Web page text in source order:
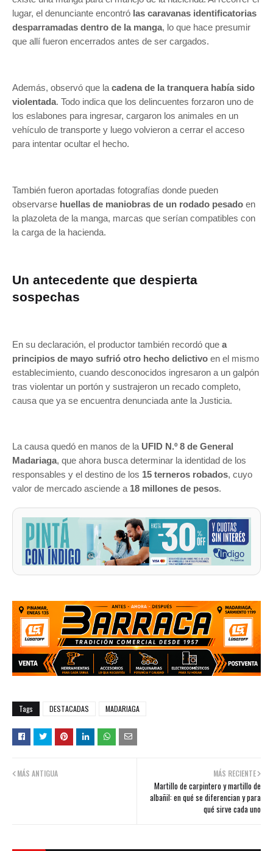
lugar, el denunciante encontró las caravanas identificatorias
desparramadas dentro de la manga, lo que hace presumir
que allí fueron encerrados antes de ser cargados.
Además, observó que la cadena de la tranquera había sido
violentada. Todo indica que los delincuentes forzaron uno de
los eslabones para ingresar, cargaron los animales en un
vehículo de transporte y luego volvieron a cerrar el acceso
para intentar ocultar el hecho.
También fueron aportadas fotografías donde pueden
observarse huellas de maniobras de un rodado pesado en
la plazoleta de la manga, marcas que serían compatibles con
la carga de la hacienda.
Un antecedente que despierta
sospechas
En su declaración, el productor también recordó que a
principios de mayo sufrió otro hecho delictivo en el mismo
establecimiento, cuando desconocidos ingresaron a un galpón
tras violentar un portón y sustrajeron un recado completo,
causa que ya se encuentra denunciada ante la Justicia.
La causa quedó en manos de la UFID N.º 8 de General
Madariaga, que ahora busca determinar la identidad de los
responsables y el destino de los 15 terneros robados, cuyo
valor de mercado asciende a 18 millones de pesos.
Tags DESTACADAS MADARIAGA
MÁS RECIENTE
Martillo de carpintero y martillo de
albañil: en qué se diferencian y para
qué sirve cada uno
MÁS ANTIGUA